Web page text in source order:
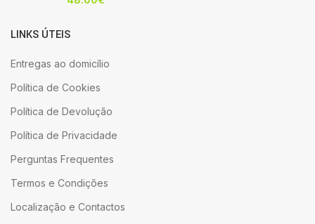
LINKS ÚTEIS
Entregas ao domicílio
Política de Cookies
Política de Devolução
Política de Privacidade
Perguntas Frequentes
Termos e Condições
Localização e Contactos